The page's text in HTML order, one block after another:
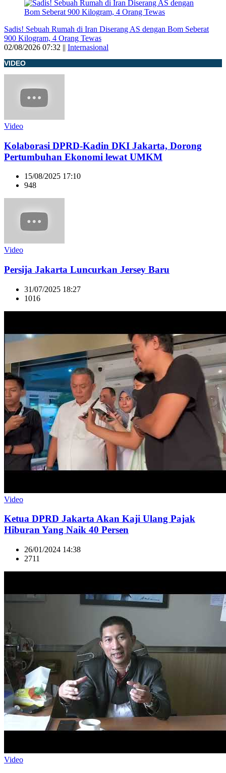
Sadis! Sebuah Rumah di Iran Diserang AS dengan Bom Seberat
900 Kilogram, 4 Orang Tewas
02/08/2026 07:32 || Internasional
VIDEO
Video
Kolaborasi DPRD-Kadin DKI Jakarta, Dorong
Pertumbuhan Ekonomi lewat UMKM
15/08/2025 17:10
948
Video
Persija Jakarta Luncurkan Jersey Baru
31/07/2025 18:27
1016
Video
Ketua DPRD Jakarta Akan Kaji Ulang Pajak
Hiburan Yang Naik 40 Persen
26/01/2024 14:38
2711
Video